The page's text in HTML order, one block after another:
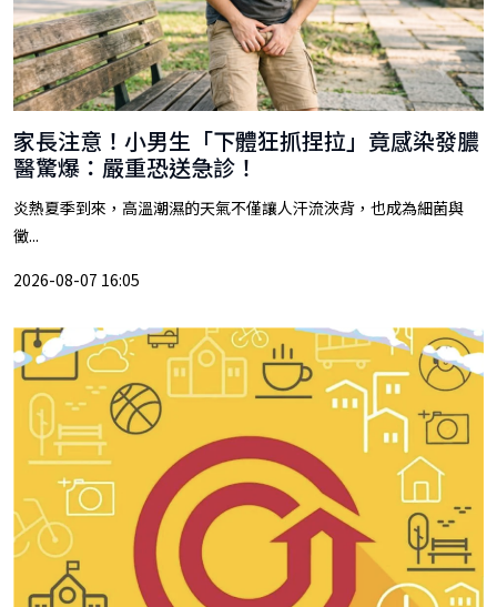
家長注意！小男生「下體狂抓捏拉」竟感染發膿
醫驚爆：嚴重恐送急診！
炎熱夏季到來，高溫潮濕的天氣不僅讓人汗流浹背，也成為細菌與
黴...
2026-08-07 16:05